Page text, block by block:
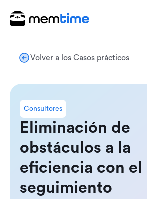
Volver a los Casos prácticos
Consultores
Eliminación de
obstáculos a la
eficiencia con el
seguimiento